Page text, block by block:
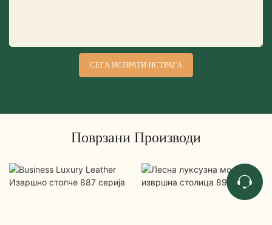
СЕГА ИСПРАТИ ИСТРАГА
Поврзани Производи